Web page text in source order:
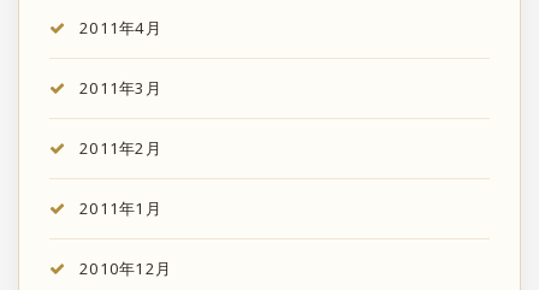
2011年4月
2011年3月
2011年2月
2011年1月
2010年12月